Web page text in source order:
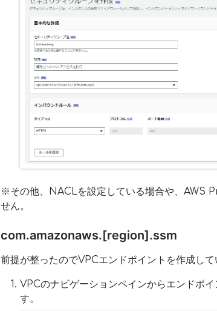
※その他、NACLを設定している場合や、AWS
せん。
com.amazonaws.[region].ssm
前提が整ったのでVPCエンドポイントを作成して
VPCのナビゲーションペインからエンドポ
す。